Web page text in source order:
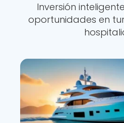
Inversión
oportunidades en